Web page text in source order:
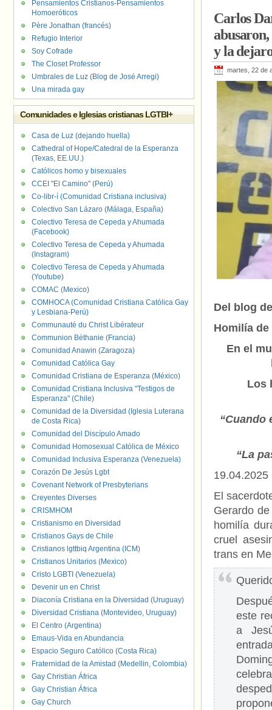
Carlos
y la
martes, 22 de
Del blog
Homilía
En el
Los
“Cuando
“La
19.04.2025
El
Gerardo
homilía
cruel
trans en
este
a
Pensamientos Cristianos-Pensamientos
Homoeróticos
Père Jonathan (francés)
Refugio Interior
Soy Cofrade
The Closet Professor
Umbrales de Luz (Blog de José Arregi)
Una mirada gay
Comunidades e Iglesias cristianas LGTBI+
Casa de Luz (dejando huella)
Cathedral of Hope/Catedral de la Esperanza
(Texas, EE.UU.)
Católicos homo y bisexuales
CCEI "El Camino" (Perú)
Co-libr-í (Comunidad Cristiana inclusiva)
Colectivo San Lázaro (Málaga, España)
Colectivo Teresa de Cepeda y Ahumada
(Facebook)
Colectivo Teresa de Cepeda y Ahumada
(Instagram)
Colectivo Teresa de Cepeda y Ahumada
(Youtube)
COMAC (Mexico)
COMHOCA (Comunidad Cristiana Católica Gay
y Lesbiana-Perú)
Communauté du Christ Libérateur
Communion Béthanie (Francia)
Comunidad Anawin (Zaragoza)
Comunidad Católica Gay
Comunidad Cristiana de Esperanza (México)
Comunidad Cristiana Inclusiva "Testigos de
Esperanza" (Chile)
Comunidad de la Diversidad (Iglesia Luterana
de Costa Rica)
Comunidad del Discípulo Amado
Comunidad Homosexual Católica de México
Comunidad Inclusiva Esperanza (Venezuela)
Corazón De Jesús Lgbt
Covenant Network of Presbyterians
Creyentes Diverses
CRISMHOM
Cristianismo en Diversidad
Cristianos Gays de Chile
Cristianos lgttbiq Argentina (ICM)
Cristianos Unitarios (Mexico)
Cristo LGBTI (Venezuela)
Devenir un en Christ
Diaconía Cristiana en la Diversidad (Uruguay)
Diversidad Cristiana (Montevideo, Uruguay)
El Centro (Argentina)
Emaus-Vida en Abundancia
Espacio Seguro Católico (Costa Rica)
Fraternidad de la Amistad (Medellin, Colombia)
Gay Christian África
Gay Christian África
Gay Church